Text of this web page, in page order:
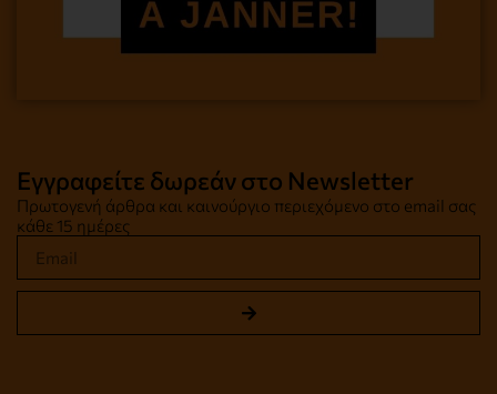
Εγγραφείτε δωρεάν στο Newsletter
Πρωτογενή άρθρα και καινούργιο περιεχόμενο στο email σας
κάθε 15 ημέρες